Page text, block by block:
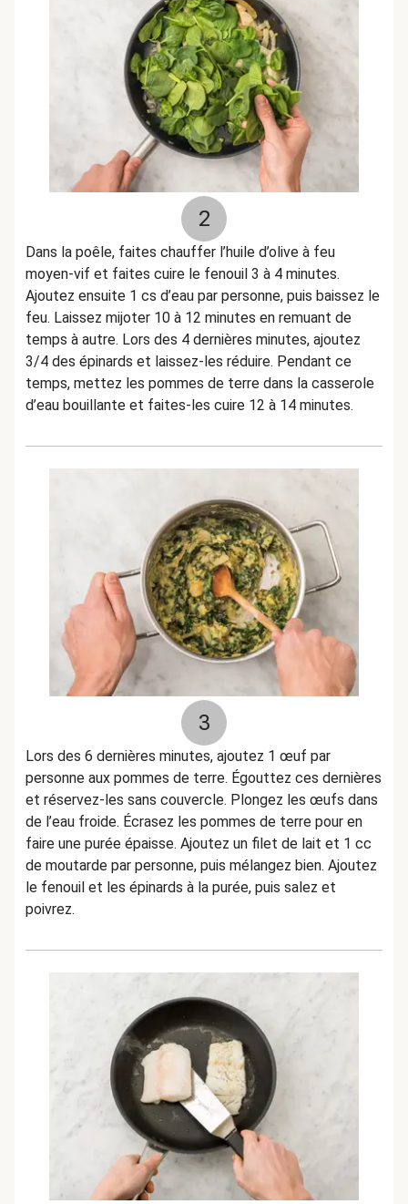
2
Dans la poêle, faites chauffer l’huile d’olive à feu
moyen-vif et faites cuire le fenouil 3 à 4 minutes.
Ajoutez ensuite 1 cs d’eau par personne, puis baissez le
feu. Laissez mijoter 10 à 12 minutes en remuant de
temps à autre. Lors des 4 dernières minutes, ajoutez
3/4 des épinards et laissez-les réduire. Pendant ce
temps, mettez les pommes de terre dans la casserole
d’eau bouillante et faites-les cuire 12 à 14 minutes.
3
Lors des 6 dernières minutes, ajoutez 1 œuf par
personne aux pommes de terre. Égouttez ces dernières
et réservez-les sans couvercle. Plongez les œufs dans
de l’eau froide. Écrasez les pommes de terre pour en
faire une purée épaisse. Ajoutez un filet de lait et 1 cc
de moutarde par personne, puis mélangez bien. Ajoutez
le fenouil et les épinards à la purée, puis salez et
poivrez.